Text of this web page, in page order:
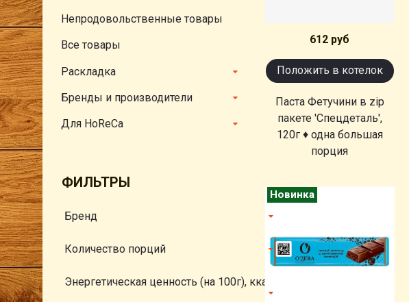
612 руб
Положить в котелок
Паста Фетучини в zip
пакете 'Спецдеталь',
120г ♦ одна большая
порция
Новинка
Непродовольственные товары
Все товары
Раскладка
Бренды и производители
Для HoReCa
ФИЛЬТРЫ
Бренд
Количество порций
Энергетическая ценность (на 100г), ккал